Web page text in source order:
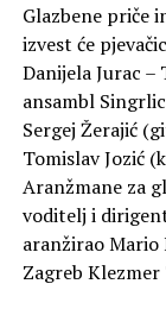
Glazbene priče
izvest će
Danijela Jurac
ansambl
Sergej Žerajić
Tomislav Jozić
Aranžmane za
voditelj i
aranžirao Mario
Zagreb Klezmer